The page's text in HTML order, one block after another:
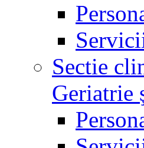
Sectie
Geriatrie